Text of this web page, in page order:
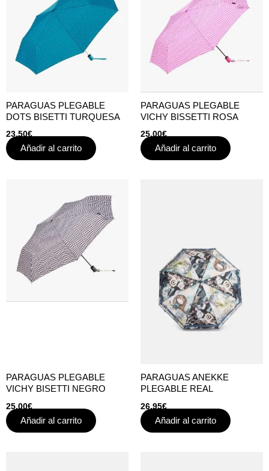
PARAGUAS PLEGABLE
DOTS BISETTI TURQUESA
23,50€
Añadir al carrito
PARAGUAS PLEGABLE
VICHY BISSETTI ROSA
25,00€
Añadir al carrito
PARAGUAS PLEGABLE
VICHY BISETTI NEGRO
25,00€
Añadir al carrito
PARAGUAS ANEKKE
PLEGABLE REAL
26,95€
Añadir al carrito